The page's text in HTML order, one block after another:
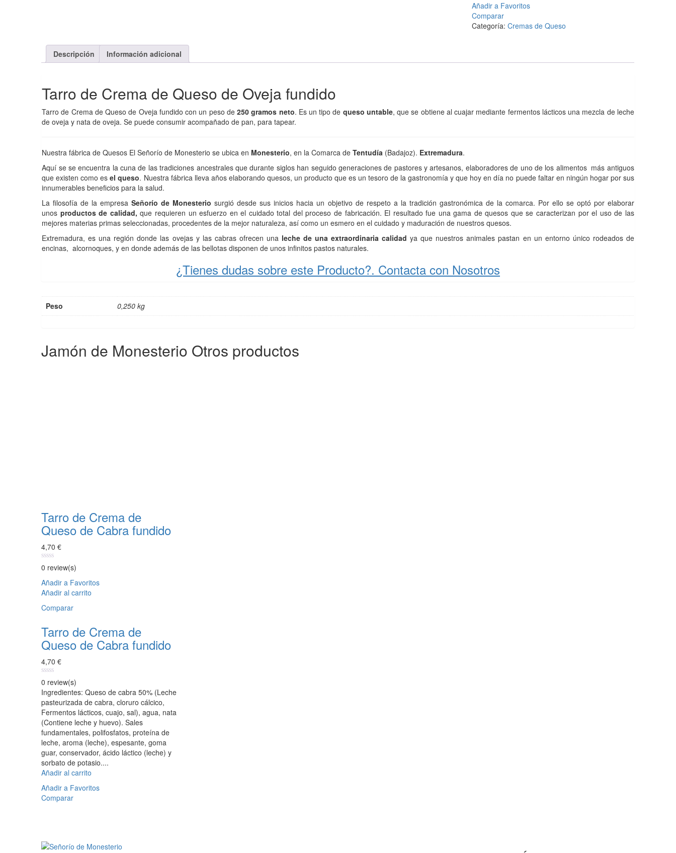
Añadir a Favoritos
Comparar
Categoría: Cremas de Queso
Descripción Información adicional
Tarro de Crema de Queso de Oveja fundido
Tarro de Crema de Queso de Oveja fundido con un peso de250 gramos neto. Es un tipo de queso untable, que se obtiene al cuajar mediante fermentos lácticos una mezcla de leche
de oveja y nata de oveja. Se puede consumir acompañado de pan, para tapear.
Nuestra fábrica de Quesos El Señorío de Monesterio se ubica en Monesterio, en la Comarca deTentudía (Badajoz). Extremadura.
Aquí se se encuentra la cuna de las tradiciones ancestrales que durante siglos han seguido generaciones de pastores y artesanos, elaboradores de uno de los alimentos más antiguos
que existen como esel queso. Nuestra fábrica lleva años elaborando quesos, un producto que es un tesoro de la gastronomía y que hoy en día no puede faltar en ningún hogar por sus
innumerables beneficios para la salud.
La filosofía de la empresaSeñorío de Monesterio surgió desde sus inicios hacia un objetivo de respeto a la tradición gastronómica de la comarca. Por ello se optó por elaborar
unos productos de calidad, que requieren un esfuerzo en el cuidado total del proceso de fabricación. El resultado fue una gama de quesos que se caracterizan por el uso de las
mejores materias primas seleccionadas, procedentes de la mejor naturaleza, así como un esmero en el cuidado y maduración de nuestros quesos.
Extremadura, es una región donde las ovejas y las cabras ofrecen una leche de una extraordinaria calidad ya que nuestros animales pastan en un entorno único rodeados de
encinas, alcornoques, y en donde además de las bellotas disponen de unos infinitos pastos naturales.
¿Tienes dudas sobre este Producto?. Contacta con Nosotros
Peso 0,250 kg
Jamón de Monesterio Otros productos
Tarro de Crema de
Queso de Cabra fundido
4,70€
0
out
of
5
0 review(s)
Añadir a Favoritos
Añadir al carrito
Comparar
Tarro de Crema de
Queso de Cabra fundido
4,70€
0
out
of
5
0 review(s)
Ingredientes: Queso de cabra 50% (Leche
pasteurizada de cabra, cloruro cálcico,
Fermentos lácticos, cuajo, sal), agua, nata
(Contiene leche y huevo). Sales
fundamentales, polifosfatos, proteína de
leche, aroma (leche), espesante, goma
guar, conservador, ácido láctico (leche) y
sorbato de potasio....
Añadir al carrito
Añadir a Favoritos
Comparar